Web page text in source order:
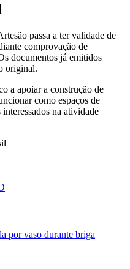
passa a ter validade de
comprovação de
documentos já emitidos
original.
a apoiar a construção de
como espaços de
na atividade